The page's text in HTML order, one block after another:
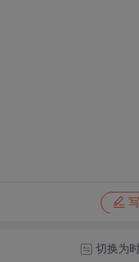
切换为